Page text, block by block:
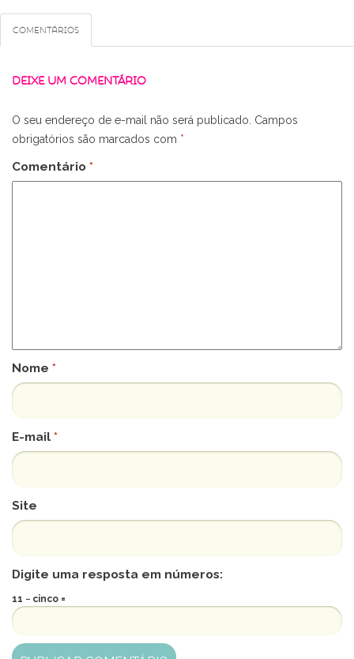
Comentários
DEIXE UM COMENTÁRIO
O seu endereço de e-mail não será publicado. Campos
obrigatórios são marcados com *
Comentário *
Nome *
E-mail *
Site
Digite uma resposta em números:
11 − cinco =